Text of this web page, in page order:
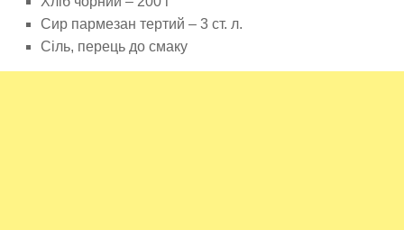
Сир пармезан тертий – 3 ст. л.
Сіль, перець до смаку